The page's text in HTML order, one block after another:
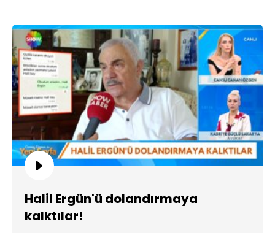
Halil Ergün'ü dolandırmaya
kalktılar!